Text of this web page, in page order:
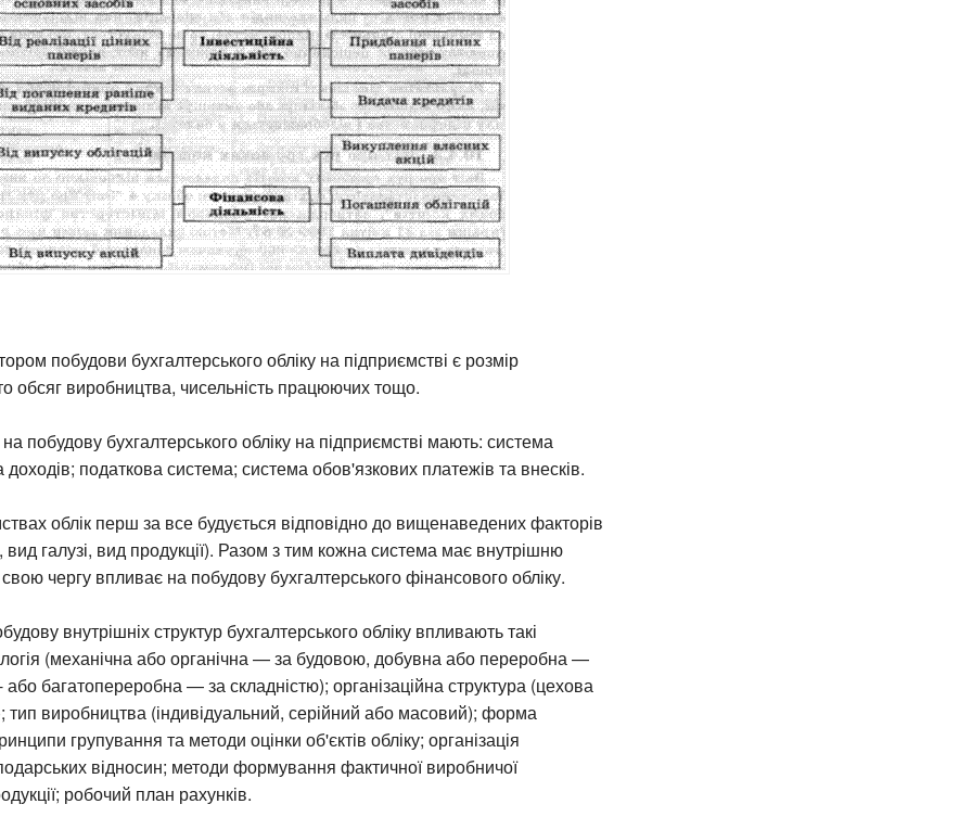
побудови бухгалтерського обліку на підприємстві є розмір
обсяг виробництва, чисельність працюючих тощо.
побудову бухгалтерського обліку на підприємстві мають: система
доходів; податкова система; система обов'язкових платежів та внесків.
облік перш за все будується відповідно до вищенаведених факторів
вид галузі, вид продукції). Разом з тим кожна система має внутрішню
чергу впливає на побудову бухгалтерського фінансового обліку.
внутрішніх структур бухгалтерського обліку впливають такі
(механічна або органічна — за будовою, добувна або переробна —
багатопереробна — за складністю); організаційна структура (цехова
тип виробництва (індивідуальний, серійний або масовий); форма
групування та методи оцінки об'єктів обліку; організація
відносин; методи формування фактичної виробничої
робочий план рахунків.